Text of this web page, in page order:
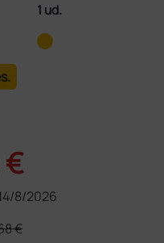
1 ud.
€
8/2026
€